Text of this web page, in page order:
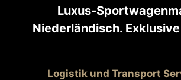
Luxus-
Niederländisch.
Logistik und Transport